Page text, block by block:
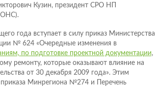
Кузин, президент СРО НП
года вступает в силу приказ Министерства
№ 624 «Очередные изменения в
по подготовке проектной документации,
ремонту, которые оказывают влияние на
от 30 декабря 2009 года». Этим
Минрегиона №274 и Перечень